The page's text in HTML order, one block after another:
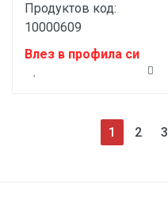
Продуктов код:
10000609
Влез в профила си
1 (current)
2 3